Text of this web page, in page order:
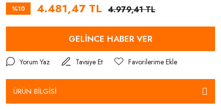
%10 4.481,47 TL 4.979,41 TL
GELİNCE HABER VER
Yorum Yaz Tavsiye Et
ÜRÜN BİLGİSİ